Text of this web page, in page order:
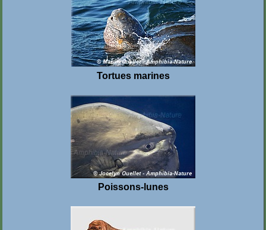
Tortues marines
Poissons-lunes